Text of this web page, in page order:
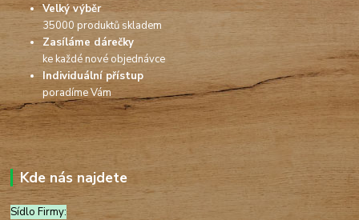
Velký výběr
35000 produktů skladem
Zasíláme dárečky
ke každé nové objednávce
Individuální přístup
poradíme Vám
Kde nás najdete
Sídlo Firmy: